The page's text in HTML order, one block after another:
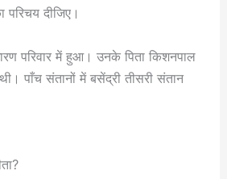
परिचय दीजिए।
परिवार में हुआ। उनके पिता किशनपाल
पाँच संतानों में बसेंद्री तीसरी संतान